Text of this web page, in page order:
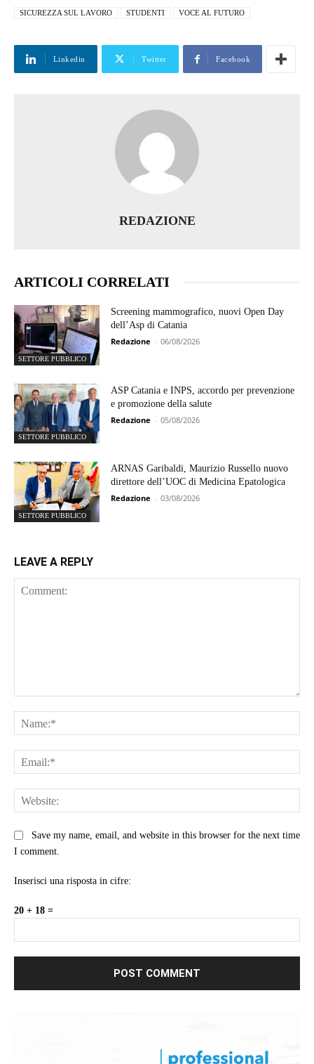
SICUREZZA SUL LAVORO STUDENTI VOCE AL FUTURO
Linkedin Twitter Facebook
REDAZIONE
ARTICOLI CORRELATI
SETTORE PUBBLICO
Screening mammografico, nuovi Open Day
dell’Asp di Catania
Redazione - 06/08/2026
SETTORE PUBBLICO
ASP Catania e INPS, accordo per prevenzione
e promozione della salute
Redazione - 05/08/2026
SETTORE PUBBLICO
ARNAS Garibaldi, Maurizio Russello nuovo
direttore dell’UOC di Medicina Epatologica
Redazione - 03/08/2026
LEAVE A REPLY
Save my name, email, and website in this browser for the next time
I comment.
Inserisci una risposta in cifre:
20 + 18 =